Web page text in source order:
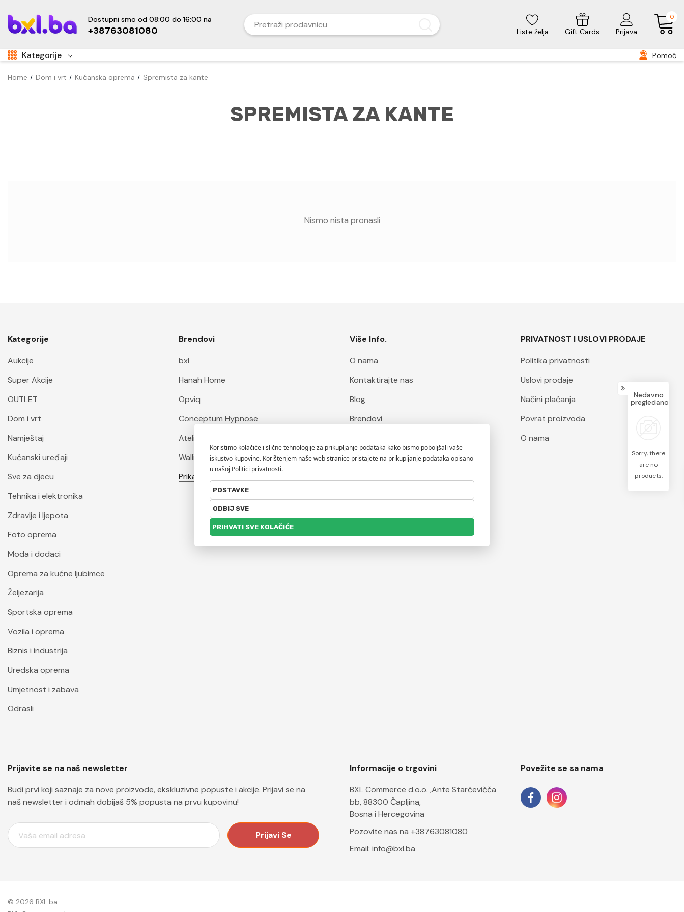
Dostupni smo od 08:00 do 16:00 na
+38763081080 Liste želja Gift Cards Prijava
0
Kategorije
Uredska oprema
Umjetnost i zabava
Odrasli
Pomoć
Home Dom i vrt Kućanska oprema Spremista za kante
SPREMISTA ZA KANTE
Nismo nista pronasli
Kategorije
Aukcije
Super Akcije
OUTLET
Dom i vrt
Namještaj
Kućanski uređaji
Sve za djecu
Tehnika i elektronika
Zdravlje i ljepota
Foto oprema
Moda i dodaci
Oprema za kućne ljubimce
Željezarija
Sportska oprema
Vozila i oprema
Biznis i industrija
Uredska oprema
Umjetnost i zabava
Odrasli
Brendovi
bxl
Hanah Home
Opviq
Conceptum Hypnose
Atelier Del Sofa
Wallity
Prikaži sve
Više Info.
O nama
Kontaktirajte nas
Blog
Brendovi
PRIVATNOST I USLOVI PRODAJE
Politika privatnosti
Uslovi prodaje
Načini plaćanja
Povrat proizvoda
O nama
Prijavite se na naš newsletter
Budi prvi koji saznaje za nove proizvode, ekskluzivne popuste i akcije. Prijavi se na
naš newsletter i odmah dobijaš 5% popusta na prvu kupovinu!
E
M
D
Informacije o trgovini
BXL Commerce d.o.o. ,Ante Starčevičča
bb, 88300 Čapljina,
Bosna i Hercegovina
Pozovite nas na +38763081080
Email: info@bxl.ba
Povežite se sa nama
© 2026 BXL.ba.
Nedavno
pregledano
Sorry, there
are no
products.